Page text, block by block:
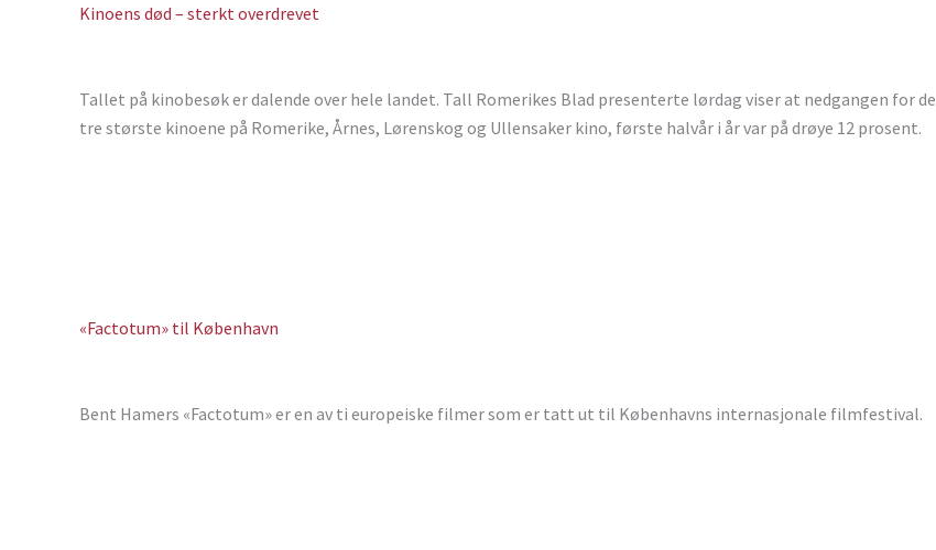
Kinoens død – sterkt overdrevet
Tallet på kinobesøk er dalende over hele landet. Tall Romerikes Blad presenterte lørdag viser at nedgangen for de
tre største kinoene på Romerike, Årnes, Lørenskog og Ullensaker kino, første halvår i år var på drøye 12 prosent.
«Factotum» til København
Bent Hamers «Factotum» er en av ti europeiske filmer som er tatt ut til Københavns internasjonale filmfestival.